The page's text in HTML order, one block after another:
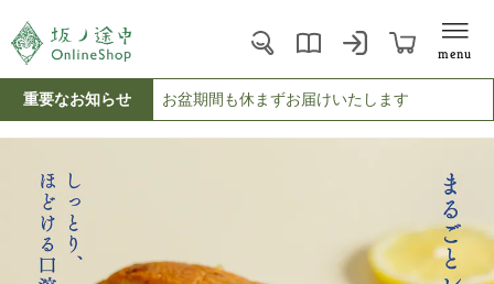
menu
重要なお知らせ お盆期間も休まずお届けいたします